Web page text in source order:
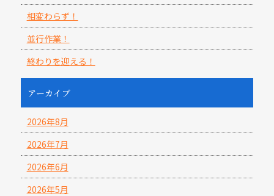
相変わらず！
並行作業！
終わりを迎える！
アーカイブ
2026年8月
2026年7月
2026年6月
2026年5月